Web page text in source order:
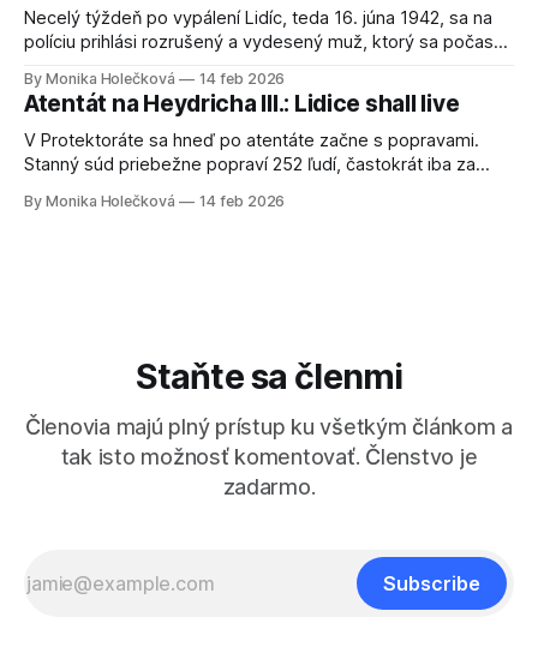
Necelý týždeň po vypálení Lidíc, teda 16. júna 1942, sa na
políciu prihlási rozrušený a vydesený muž, ktorý sa počas
po dlhšom rozhovore sa vyšetrovateľom priznáva, že je
parašutista a prišiel sa prihlásiť, aby ochránil svojich
príbuzných pred popravou a prenasledovaním. Meno
By Monika Holečková 14 feb 2026
Atentát na Heydricha III.: Lidice shall live
V Protektoráte sa hneď po atentáte začne s popravami.
Stanný súd priebežne popraví 252 ľudí, častokrát iba za
jednoducho preto, lebo sa na podobných poznámkach ľudia
By Monika Holečková 14 feb 2026
Staňte sa členmi
Členovia majú plný prístup ku všetkým článkom a
tak isto možnosť komentovať. Členstvo je
zadarmo.
Subscribe